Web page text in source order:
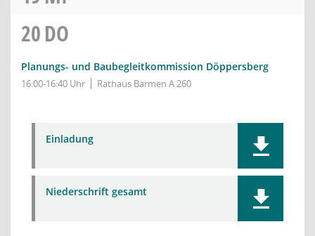
20DO
Planungs- und Baubegleitkommission Döppersberg
16:00-16:40 Uhr Rathaus Barmen A 260
Einladung
Niederschrift gesamt